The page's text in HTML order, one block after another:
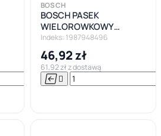


BOSCH
BOSCH PASEK
WIELOROWKOWY
6PK1740
Indeks: 1987948496
46,92 zł
61,92 zł z dostawą
 